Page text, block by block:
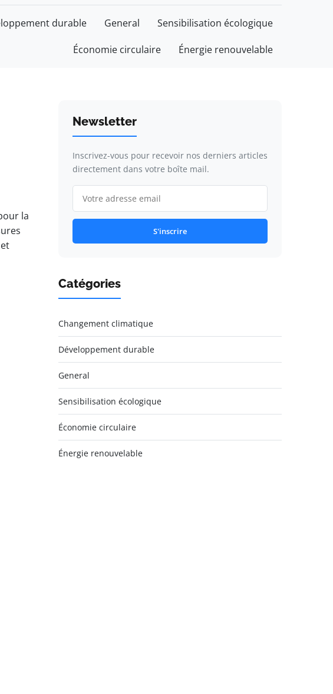
durable General Sensibilisation écologique
Économie circulaire Énergie renouvelable
la
Newsletter
Inscrivez-vous pour recevoir nos derniers articles
directement dans votre boîte mail.
S'inscrire
Catégories
Changement climatique
Développement durable
General
Sensibilisation écologique
Économie circulaire
Énergie renouvelable